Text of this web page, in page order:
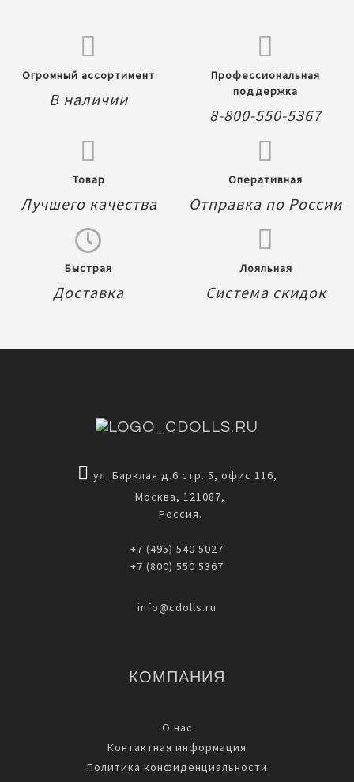
Огромный ассортимент
В наличии
Профессиональная
поддержка
8-800-550-5367
Товар
Лучшего качества
Оперативная
Отправка по России
Быстрая
Доставка
Лояльная
Система скидок
ул. Барклая д.6 стр. 5, офис 116,
Москва, 121087,
Россия.
+7 (495) 540 5027
+7 (800) 550 5367
info@cdolls.ru
КОМПАНИЯ
О нас
Контактная информация
Политика конфиденциальности